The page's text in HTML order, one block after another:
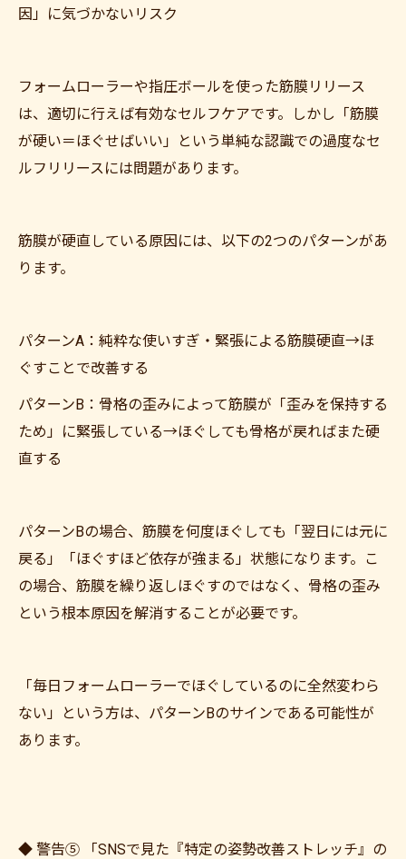
因」に気づかないリスク
フォームローラーや指圧ボールを使った筋膜リリース
は、適切に行えば有効なセルフケアです。しかし「筋膜
が硬い＝ほぐせばいい」という単純な認識での過度なセ
ルフリリースには問題があります。
筋膜が硬直している原因には、以下の2つのパターンがあ
ります。
パターンA：純粋な使いすぎ・緊張による筋膜硬直→ほ
ぐすことで改善する
パターンB：骨格の歪みによって筋膜が「歪みを保持する
ため」に緊張している→ほぐしても骨格が戻ればまた硬
直する
パターンBの場合、筋膜を何度ほぐしても「翌日には元に
戻る」「ほぐすほど依存が強まる」状態になります。こ
の場合、筋膜を繰り返しほぐすのではなく、骨格の歪み
という根本原因を解消することが必要です。
「毎日フォームローラーでほぐしているのに全然変わら
ない」という方は、パターンBのサインである可能性が
あります。
◆ 警告⑤ 「SNSで見た『特定の姿勢改善ストレッチ』の